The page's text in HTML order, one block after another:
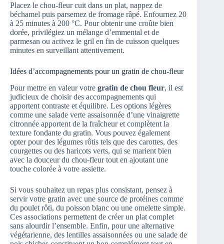
Placez le chou-fleur cuit dans un plat, nappez de
béchamel puis parsemez de fromage râpé. Enfournez 20
à 25 minutes à 200 °C. Pour obtenir une croûte bien
dorée, privilégiez un mélange d’emmental et de
parmesan ou activez le gril en fin de cuisson quelques
minutes en surveillant attentivement.
Idées d’accompagnements pour un gratin de chou-fleur
Pour mettre en valeur votre gratin de chou fleur, il est
judicieux de choisir des accompagnements qui
apportent contraste et équilibre. Les options légères
comme une salade verte assaisonnée d’une vinaigrette
citronnée apportent de la fraîcheur et complètent la
texture fondante du gratin. Vous pouvez également
opter pour des légumes rôtis tels que des carottes, des
courgettes ou des haricots verts, qui se marient bien
avec la douceur du chou-fleur tout en ajoutant une
touche colorée à votre assiette.
Si vous souhaitez un repas plus consistant, pensez à
servir votre gratin avec une source de protéines comme
du poulet rôti, du poisson blanc ou une omelette simple.
Ces associations permettent de créer un plat complet
sans alourdir l’ensemble. Enfin, pour une alternative
végétarienne, des lentilles assaisonnées ou une salade de